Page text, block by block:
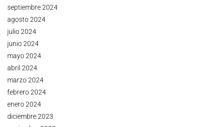
septiembre 2024
agosto 2024
julio 2024
junio 2024
mayo 2024
abril 2024
marzo 2024
febrero 2024
enero 2024
diciembre 2023